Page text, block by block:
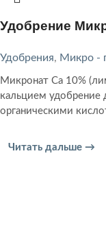
Удобрение
Удобрения, Микро -
Микронат Ca 10%
кальцием удобрение
органическими
Читать дальше →